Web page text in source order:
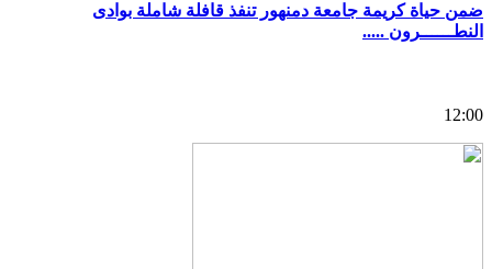
ضمن حياة كريمة جامعة دمنهور تنفذ قافلة شاملة بوادى
النطــــــرون .....
12:00